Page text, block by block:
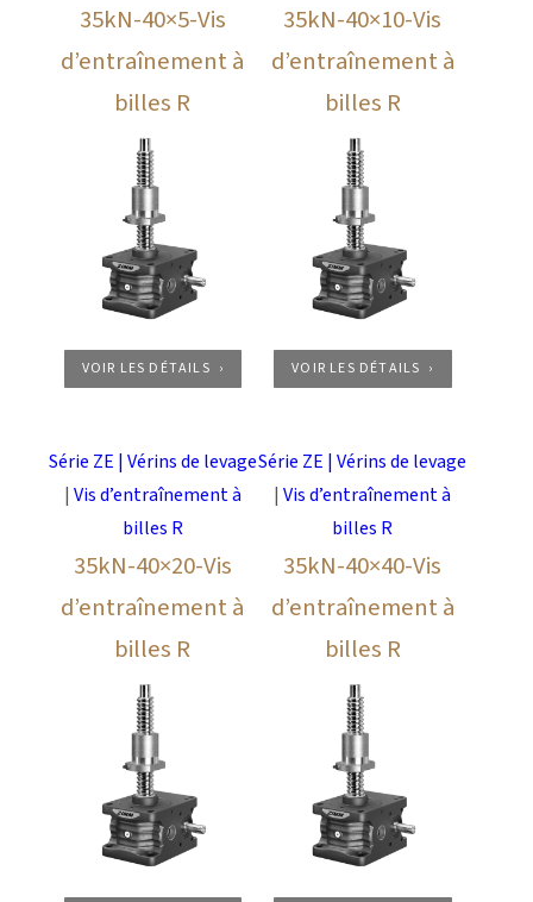
35kN-40×5-Vis
d’entraînement à
billes R
VOIR LES DÉTAILS
35kN-40×10-Vis
d’entraînement à
billes R
VOIR LES DÉTAILS
Série ZE | Vérins de levage
| Vis d’entraînement à
billes R
35kN-40×20-Vis
d’entraînement à
billes R
Série ZE | Vérins de levage
|Vis d’entraînement à
billes R
35kN-40×40-Vis
d’entraînement à
billes R